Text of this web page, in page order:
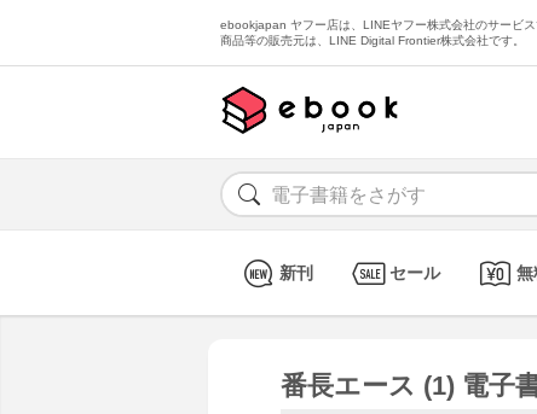
ebookjapan ヤフー店は、LINEヤフー株式会社のサービ
商品等の販売元は、LINE Digital Frontier株式会社です。
新刊 セール 無
番長エース (1) 電子